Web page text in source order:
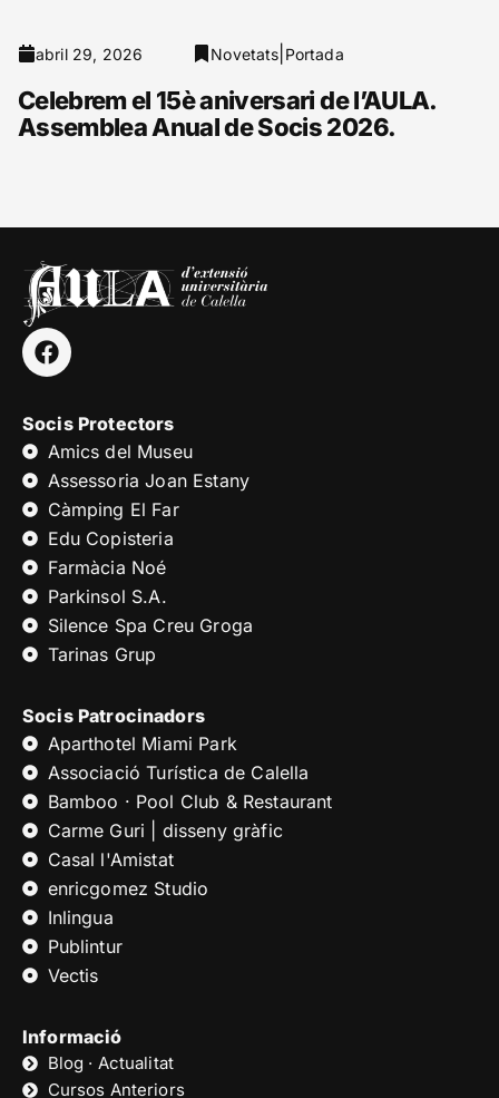
abril 29, 2026 Novetats Portada
Celebrem el 15è aniversari de l’AULA.
Assemblea Anual de Socis 2026.
Socis Protectors
Amics del Museu
Assessoria Joan Estany
Càmping El Far
Edu Copisteria
Farmàcia Noé
Parkinsol S.A.
Silence Spa Creu Groga
Tarinas Grup
Socis Patrocinadors
Aparthotel Miami Park
Associació Turística de Calella
Bamboo · Pool Club & Restaurant
Carme Guri | disseny gràfic
Casal l'Amistat
enricgomez Studio
Inlingua
Publintur
Vectis
Informació
Blog · Actualitat
Cursos Anteriors